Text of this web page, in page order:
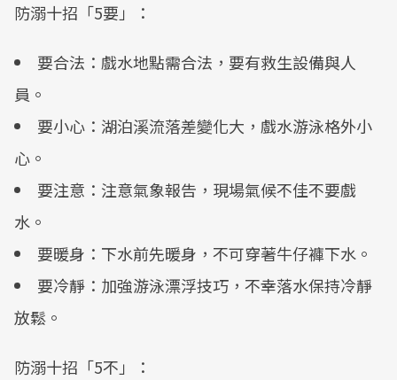
防溺十招「5要」：
要合法：戲水地點需合法，要有救生設備與人
員。
要小心：湖泊溪流落差變化大，戲水游泳格外小
心。
要注意：注意氣象報告，現場氣候不佳不要戲
水。
要暖身：下水前先暖身，不可穿著牛仔褲下水。
要冷靜：加強游泳漂浮技巧，不幸落水保持冷靜
放鬆。
防溺十招「5不」：